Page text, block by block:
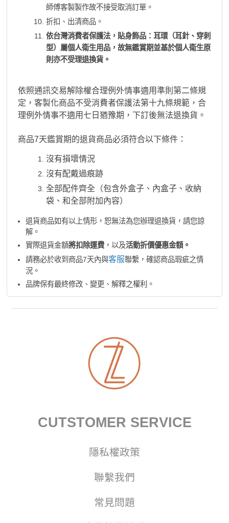
師傅客製製作故不接受取消訂單。
折扣、出清商品。
依台灣消費者保護法，貼身飾品：耳環（耳針、穿刺
型）屬個人衛生用品，故無鑑賞期並基於個人衛生原
則亦不受理退換貨。
依照通訊交易解除權合理例外情事適用準則第二條規
定，客製化商品不受消費者保護法第十九條規範，合
理例外情事不適用七日猶豫期，下訂後無法退換貨。
商品7天鑑賞期的退貨商品必須符合以下條件：
沒有損壞情況
沒有配戴過痕跡
全部配件齊全（包含外盒子、內盒子、收納
袋、和全部附加內容）
退貨商品如有以上情形，恕無法為您辦理退換貨，請您諒
解。
實際退貨金額將扣除運費，以及活動折價優惠金額。
請務必於收到商品7天內與客服聯繫，確認商品瑕疵之情
況。
品牌保有最終修改、變更、解釋之權利。
CUTSTOMER SERVICE
隱私權政策
聯繫我們
常見問題